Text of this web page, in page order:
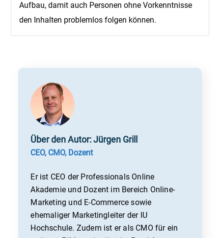
Aufbau, damit auch Personen ohne Vorkenntnisse
den Inhalten problemlos folgen können.
Über den Autor: Jürgen Grill
CEO, CMO, Dozent
Er ist CEO der Professionals Online
Akademie und Dozent im Bereich Online-
Marketing und E-Commerce sowie
ehemaliger Marketingleiter der IU
Hochschule. Zudem ist er als CMO für ein